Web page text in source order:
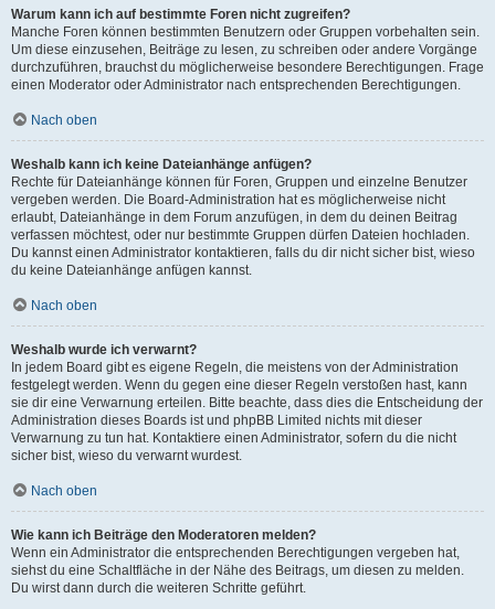
Warum kann ich auf bestimmte Foren nicht zugreifen?
Manche Foren können bestimmten Benutzern oder Gruppen vorbehalten sein.
Um diese einzusehen, Beiträge zu lesen, zu schreiben oder andere Vorgänge
durchzuführen, brauchst du möglicherweise besondere Berechtigungen. Frage
einen Moderator oder Administrator nach entsprechenden Berechtigungen.
Nach oben
Weshalb kann ich keine Dateianhänge anfügen?
Rechte für Dateianhänge können für Foren, Gruppen und einzelne Benutzer
vergeben werden. Die Board-Administration hat es möglicherweise nicht
erlaubt, Dateianhänge in dem Forum anzufügen, in dem du deinen Beitrag
verfassen möchtest, oder nur bestimmte Gruppen dürfen Dateien hochladen.
Du kannst einen Administrator kontaktieren, falls du dir nicht sicher bist, wieso
du keine Dateianhänge anfügen kannst.
Nach oben
Weshalb wurde ich verwarnt?
In jedem Board gibt es eigene Regeln, die meistens von der Administration
festgelegt werden. Wenn du gegen eine dieser Regeln verstoßen hast, kann
sie dir eine Verwarnung erteilen. Bitte beachte, dass dies die Entscheidung der
Administration dieses Boards ist und phpBB Limited nichts mit dieser
Verwarnung zu tun hat. Kontaktiere einen Administrator, sofern du die nicht
sicher bist, wieso du verwarnt wurdest.
Nach oben
Wie kann ich Beiträge den Moderatoren melden?
Wenn ein Administrator die entsprechenden Berechtigungen vergeben hat,
siehst du eine Schaltfläche in der Nähe des Beitrags, um diesen zu melden.
Du wirst dann durch die weiteren Schritte geführt.